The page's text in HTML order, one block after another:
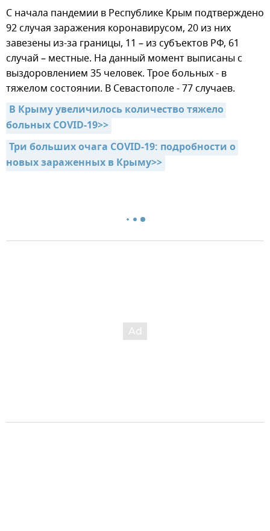
С начала пандемии в Республике Крым подтверждено
92 случая заражения коронавирусом, 20 из них
завезены из-за границы, 11 – из субъектов РФ, 61
случай – местные. На данный момент выписаны с
выздоровлением 35 человек. Трое больных - в
тяжелом состоянии. В Севастополе - 77 случаев.
В Крыму увеличилось количество тяжело
больных COVID-19>>
Три больших очага COVID-19: подробности о
новых зараженных в Крыму>>